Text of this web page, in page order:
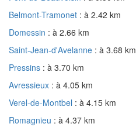
Belmont-Tramonet : à 2.42 km
Domessin : à 2.66 km
Saint-Jean-d'Avelanne : à 3.68 km
Pressins : à 3.70 km
Avressieux : à 4.05 km
Verel-de-Montbel : à 4.15 km
Romagnieu : à 4.37 km